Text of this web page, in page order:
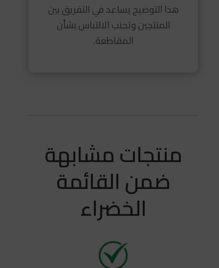
هذا التوضيح يساعد في التفريق بين
المنتجين وتجنب الالتباس بشأن
المقاطعة.
منتجات مشابهة
ضمن القائمة
الخضراء